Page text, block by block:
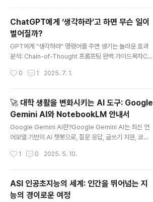
제 조립 가능한 레고 설계도가 생성된다면 어떨까요? 이 상
상을 현실로 만든 것이 바로 LegoGPT입니다.레고GPT
가 뭐길래? 기본 개념부터 알아보자레고GPT의 정체레고
GPT는 텍스트 설명만으로 실제 조립 가능한 레고 구조물
을 설계해주는 생성형 AI입니다. 사용자의 설명 → 부품 선
누가 만들었나?카네기멜론대학교 연구진이 개발했으며,
ChatGPT에게 ‘생각하라’고 하면 무슨 일이
벌어질까?
GPT에게 "생각하라" 명령어를 주면 생기는 놀라운 효과
분석: Chain-of-Thought 프롬프팅 완벽 가이드목차Ch
효과 분석모델별 성능 비교실제 사용 예시와 결과최적화된
마법 주문 모음집Chain-of-Thought 프롬프팅이란?Ch
ain-of-Thought(CoT) 프롬프팅은 AI 모델에게 단순한
답변이 아닌 단계별 추론 과정을 요구하는 프롬프트 엔지
니어링 기법입니다.CoT 프롬프팅의 핵심 원리AI가 중간
추론 단계를 텍스트로 출력하도록 유도복잡한 문제를 여러
기법은 2022년 구글 연구팀이 발표한 논문에서 처음 체계
0 1 2025. 7. 1.
🚀 대학 생활을 변화시키는 AI 도구: Google
Gemini AI와 NotebookLM 안내서
Google Gemini AI란?Google Gemini AI는 최신 언
어모델 기반의 AI 챗봇으로, 질문 응답, 글쓰기 지원, 코드
한 주요 기능은 다음과 같습니다:리서치 요약: 긴 논문이나
개선 아이디어 제시.언어 교정: 자연스러운 영어 표현 추천
및 문법 점검.아이디어 생성: 프로젝트, 발표 주제 탐색을
1 0 2025. 5. 10.
ASI 인공초지능의 세계: 인간을 뛰어넘는 지
능의 경이로운 여정